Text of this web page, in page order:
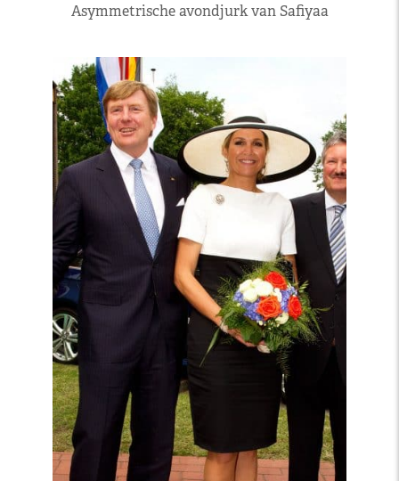
Asymmetrische avondjurk van Safiyaa